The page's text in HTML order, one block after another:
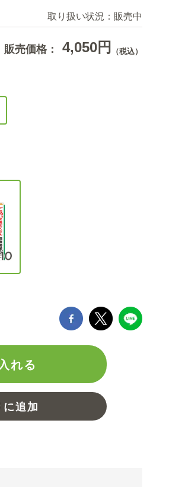
取り扱い状況： 販売中
販売価格： 4,050円 （税込）
れる
に追加